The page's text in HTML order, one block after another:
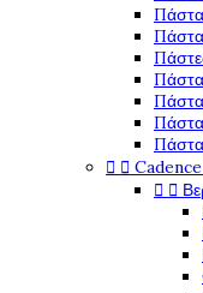
Πάστα
 
 